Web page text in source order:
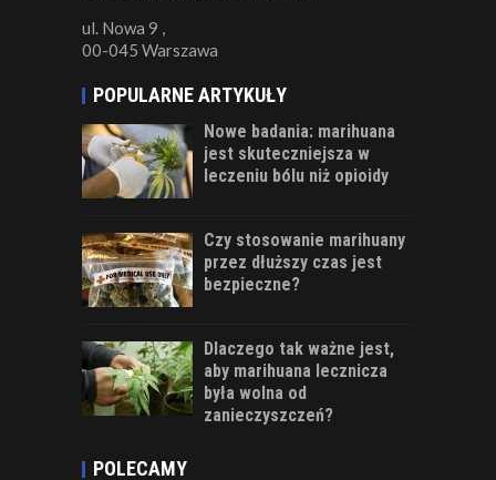
ul. Nowa 9 ,
00-045 Warszawa
POPULARNE ARTYKUŁY
Nowe badania: marihuana
jest skuteczniejsza w
leczeniu bólu niż opioidy
Czy stosowanie marihuany
przez dłuższy czas jest
bezpieczne?
Dlaczego tak ważne jest,
aby marihuana lecznicza
była wolna od
zanieczyszczeń?
POLECAMY